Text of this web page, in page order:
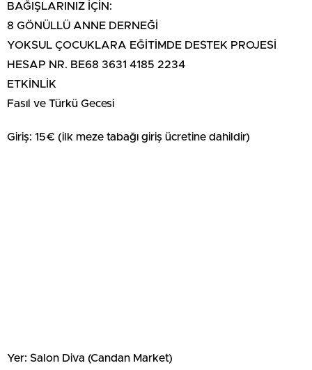
BAĞIŞLARINIZ İÇİN:
8 GÖNÜLLÜ ANNE DERNEĞİ
YOKSUL ÇOCUKLARA EĞİTİMDE DESTEK PROJESİ
HESAP NR. BE68 3631 4185 2234
ETKİNLİK
Fasıl ve Türkü Gecesi
Giriş: 15€ (ilk meze tabağı giriş ücretine dahildir)
Yer: Salon Diva (Candan Market)